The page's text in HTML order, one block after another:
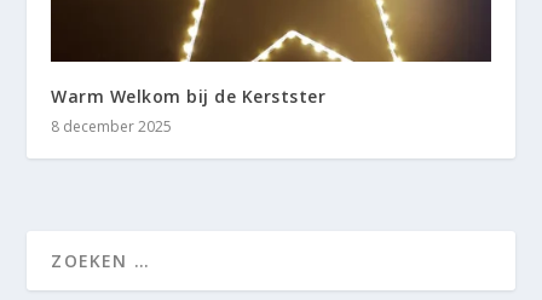
Warm Welkom bij de Kerstster
8 december 2025